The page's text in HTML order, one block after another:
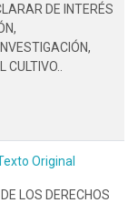
DE INTERÉS
Original
LOS DERECHOS